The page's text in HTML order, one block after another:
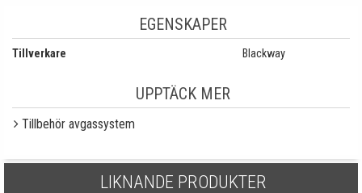
EGENSKAPER
Tillverkare Blackway
UPPTÄCK MER
Tillbehör avgassystem
LIKNANDE PRODUKTER